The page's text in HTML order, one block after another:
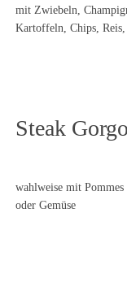
mit Zwiebeln,
Kartoffeln, Chips, Reis,
Steak
wahlweise mit
oder Gemüse